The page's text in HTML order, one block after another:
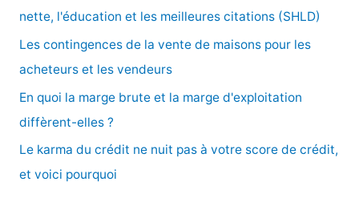
:
nette, l'éducation et les meilleures citations (SHLD)
Les contingences de la vente de maisons pour les
acheteurs et les vendeurs
En quoi la marge brute et la marge d'exploitation
diffèrent-elles ?
Le karma du crédit ne nuit pas à votre score de crédit,
et voici pourquoi